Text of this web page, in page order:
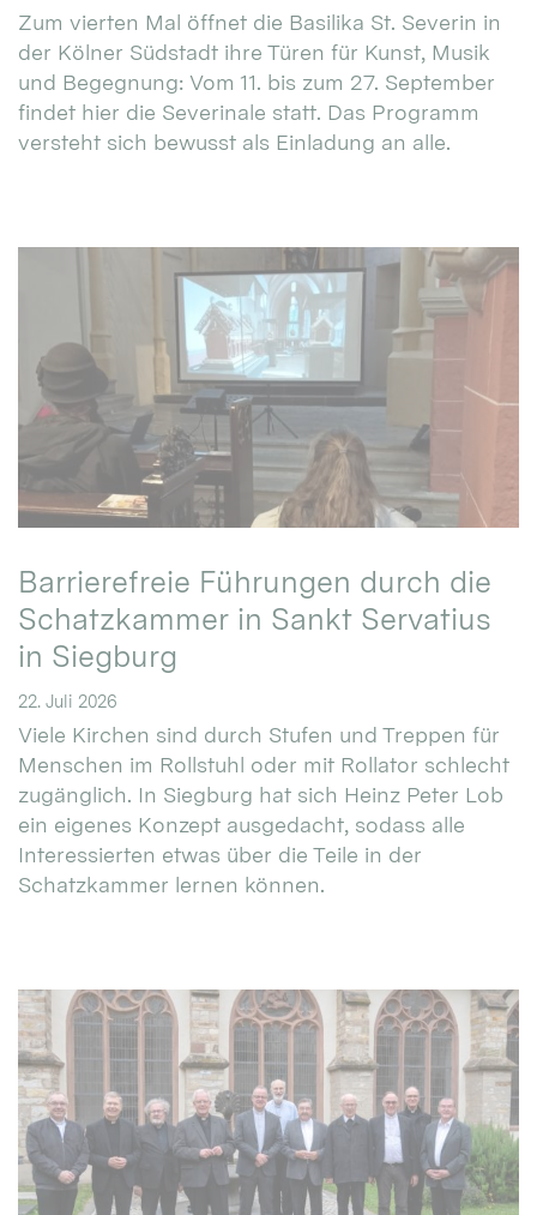
Zum vierten Mal öffnet die Basilika St. Severin in
der Kölner Südstadt ihre Türen für Kunst, Musik
und Begegnung: Vom 11. bis zum 27. September
findet hier die Severinale statt. Das Programm
versteht sich bewusst als Einladung an alle.
Barrierefreie Führungen durch die
Schatzkammer in Sankt Servatius
in Siegburg
22. Juli 2026
Viele Kirchen sind durch Stufen und Treppen für
Menschen im Rollstuhl oder mit Rollator schlecht
zugänglich. In Siegburg hat sich Heinz Peter Lob
ein eigenes Konzept ausgedacht, sodass alle
Interessierten etwas über die Teile in der
Schatzkammer lernen können.